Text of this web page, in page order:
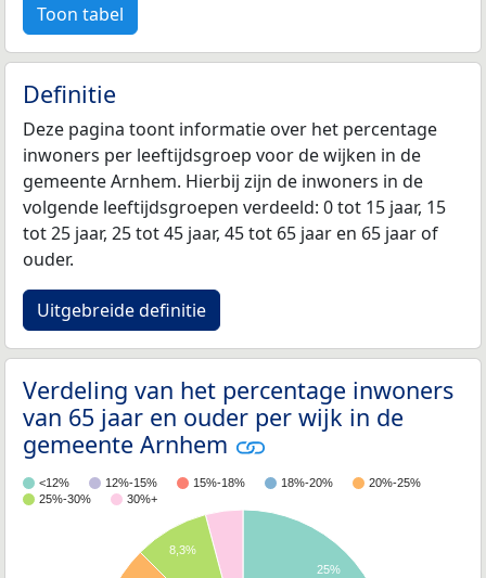
Toon tabel
Definitie
Deze pagina toont informatie over het percentage
inwoners per leeftijdsgroep voor de wijken in de
gemeente Arnhem. Hierbij zijn de inwoners in de
volgende leeftijdsgroepen verdeeld: 0 tot 15 jaar, 15
tot 25 jaar, 25 tot 45 jaar, 45 tot 65 jaar en 65 jaar of
ouder.
Uitgebreide definitie
Verdeling van het percentage inwoners
van 65 jaar en ouder per wijk in de
gemeente Arnhem
<12% 12%-15% 15%-18% 18%-20%
20%-25%
25%-30%
30%+
25%
8,3%